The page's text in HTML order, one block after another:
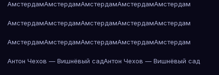
АмстердамАмстердамАмстердамАмстердамАмстердам
АмстердамАмстердамАмстердамАмстердамАмстердам
АмстердамАмстердамАмстердамАмстердамАмстердам
Антон Чехов — Вишнёвый садАнтон Чехов — Вишнёвый сад